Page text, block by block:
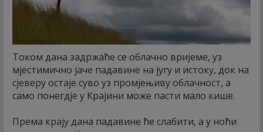
Током дана задржаће се облачно вријеме, уз
мјестимично јаче падавине на југу и истоку, док на
сјеверу остаје суво уз промјењиву облачност, а
само понегдје у Крајини може пасти мало кише.
Према крају дана падавине ће слабити, а у ноћи